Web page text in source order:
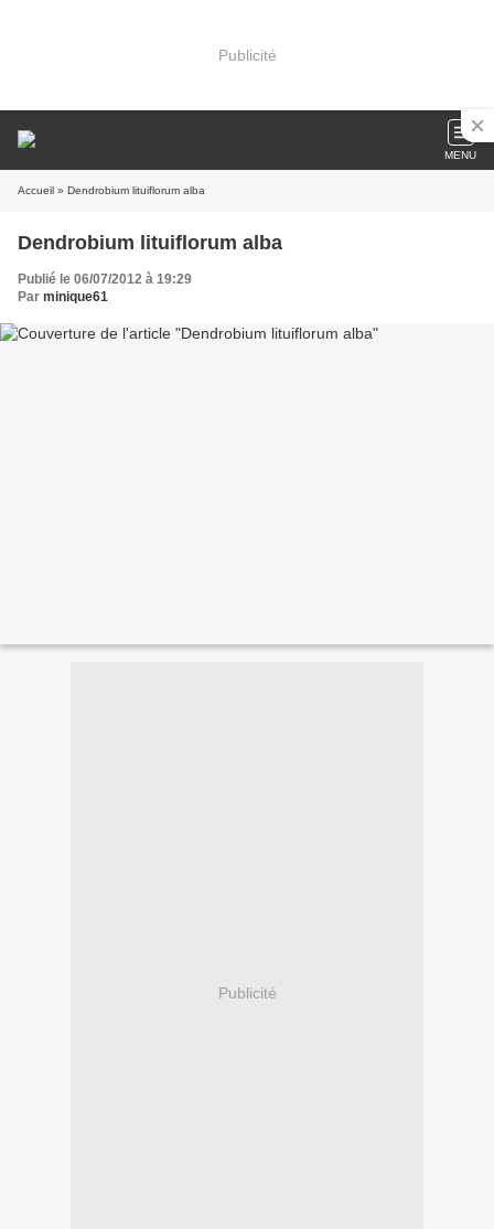
Publicité
MENU
Accueil » Dendrobium lituiflorum alba
Dendrobium lituiflorum alba
Publié le 06/07/2012 à 19:29
Par minique61
Publicité